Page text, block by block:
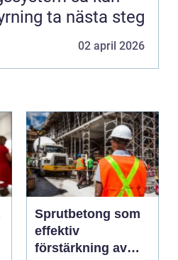
ta nästa steg
02 april 2026
Sprutbetong som
effektiv
förstärkning av